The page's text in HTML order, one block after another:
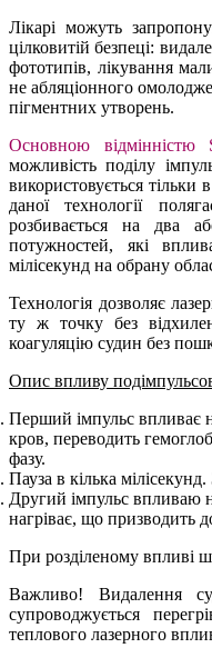
Лікарі можуть
цілковитій безпеці:
фототипів, лікування
не абляціонного
пігментних утворень.
Основною відмінністю
можливість поділу
використовується
даної технології
розбивається на два
потужностей, які
мілісекунд на обрану
Технологія дозволяє
ту ж точку без
коагуляцію судин без
Опис впливу
Перший імпульс впливає
кров, переводить
фазу.
Пауза в кілька
Другий імпульс впливаю
нагріває, що призводить
При розділеному впливі
Важливо! Видалення
супроводжується
теплового лазерного